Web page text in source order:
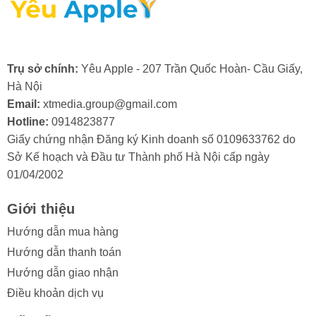
2. Nguyên nhân màn hình điện thoại
iPhone 14 bị hư cổ cáp
Màn hình iPhone 14 là một bộ phận quan trọng và có
giá trị, do đó, việc cổ cáp màn hình bị hỏng thường
khiến người dùng khá lo lắng. Việc hiểu rõ các nguyên
nhân gây ra tình trạng này sẽ giúp bạn chủ động phòng
tránh và bảo vệ thiết bị của mình hiệu quả hơn.
Trong quá trình sử dụng, màn hình iPhone 14 có thể
xuất phát từ một số lý do sau:
- Va đập mạnh: Điện thoại bị rơi hoặc va đập gây tổn
hại đến cổ cáp.
- Thấm nước: Nước xâm nhập làm hỏng các linh kiện ở
Trụ sở chính: Yêu Apple - 207 Trần Quốc Hoàn- Cầu Giấy,
Hà Nội
Email: xtmedia.group@gmail.com
Hotline: 0914823877
Giấy chứng nhận Đăng ký Kinh doanh số 0109633762 do
Sở Kế hoạch và Đầu tư Thành phố Hà Nội cấp ngày
01/04/2002
Giới thiệu
Hướng dẫn mua hàng
Hướng dẫn thanh toán
Hướng dẫn giao nhận
Điều khoản dịch vụ